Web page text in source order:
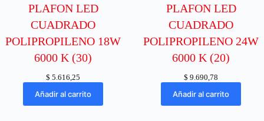
PLAFON LED
CUADRADO
POLIPROPILENO 18W
6000 K (30)
$ 5.616,25
Añadir al carrito
PLAFON LED
CUADRADO
POLIPROPILENO 24W
6000 K (20)
$ 9.690,78
Añadir al carrito